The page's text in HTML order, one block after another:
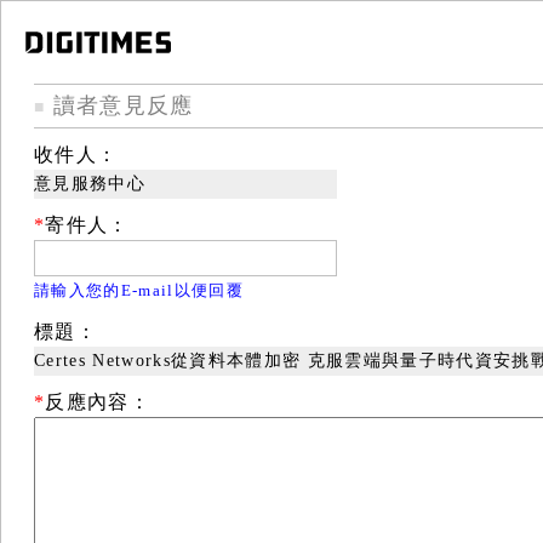
■ 讀者意見反應
收件人：
意見服務中心
*寄件人：
請輸入您的E-mail以便回覆
標題：
Certes Networks從資料本體加密 克服雲端與量子時代資安挑
* 反應內容：